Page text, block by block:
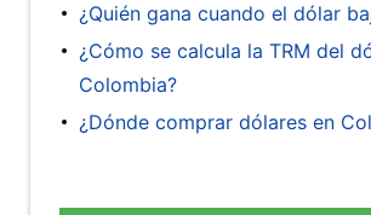
¿Quién gana cuando el dólar
¿Cómo se calcula la TRM del
Colombia?
¿Dónde comprar dólares en